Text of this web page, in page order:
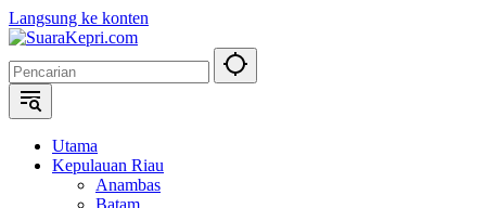
Langsung ke konten
Utama
Kepulauan Riau
Anambas
Batam